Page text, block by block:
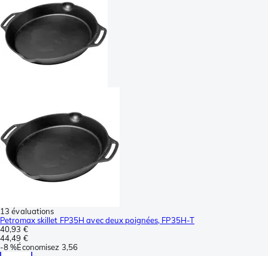
13 évaluations
Petromax skillet FP35H avec deux poignées, FP35H-T
40,93 €
44,49 €
-8 %Économisez 3,56